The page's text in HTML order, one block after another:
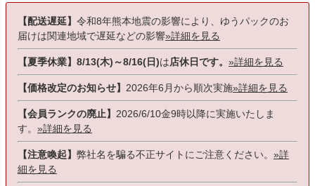
【配送遅延】 令和8年熊本地震の影響により、ゆうパックのお
届けは関連地域で遅延などの影響»詳細を見る
【夏季休業】8/13(木)～8/16(日)は店休日です。 »詳細を見る
【価格改定のお知らせ】 2026年6月から順次実施»詳細を見る
【会員ランクの廃止】 2026/6/10金9時以降に実施いたしま
す。 »詳細を見る
【注意喚起】 弊社名を騙る不正サイトにご注意ください。 »詳
細を見る